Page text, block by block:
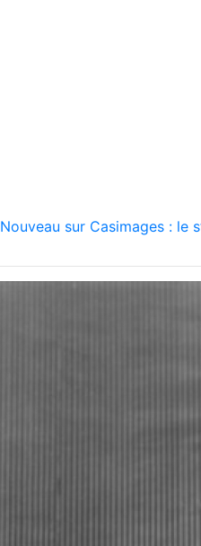
Nouveau sur Casimages : le